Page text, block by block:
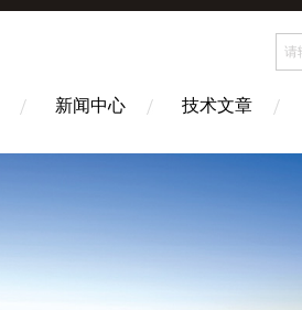
新闻中心 技术文章